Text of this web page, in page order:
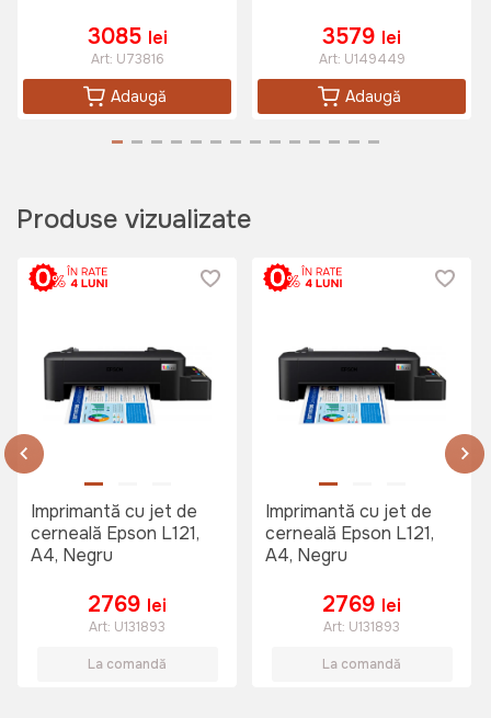
3085 lei
Art: U73816
Adaugă
3579 lei
Art: U149449
Adaugă
Produse vizualizate
Imprimantă cu jet de
cerneală Epson L121,
A4, Negru
2769 lei
Art: U131893
La comandă
Imprimantă cu jet de
cerneală Epson L121,
A4, Negru
2769 lei
Art: U131893
La comandă